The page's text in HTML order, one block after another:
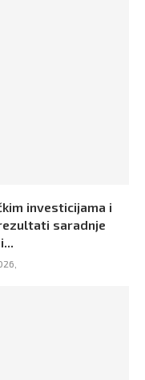
investicijama i
saradnje